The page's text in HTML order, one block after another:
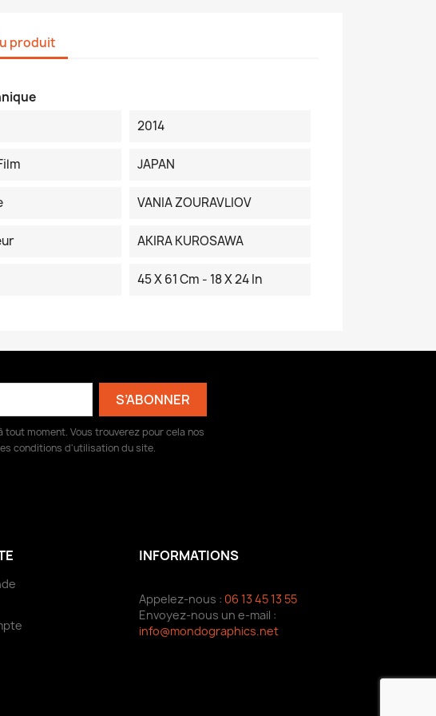
produit
2014
JAPAN
VANIA ZOURAVLIOV
AKIRA KUROSAWA
45 X 61 Cm - 18 X 24 In
tout moment. Vous trouverez pour cela nos
conditions d'utilisation du site.
INFORMATIONS
Appelez-nous : 06 13 45 13 55
Envoyez-nous un e-mail :
info@mondographics.net